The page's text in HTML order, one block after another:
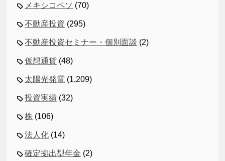
メキシコペソ (70)
不動産投資 (295)
不動産投資セミナー・個別面談 (2)
仮想通貨 (48)
太陽光発電 (1,209)
投資実績 (32)
株 (106)
法人化 (14)
確定拠出型年金 (2)